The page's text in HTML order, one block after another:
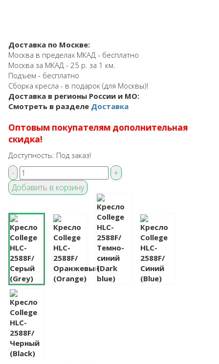
Доставка по Москве:
Москва в пределах МКАД - бесплатно
Москва за МКАД - 25 р. за 1 км.
Подъем - бесплатно
Сборка кресла - в подарок (для Москвы)!
Доставка в регионы России и МО:
Смотреть в разделе Доставка
Оптовым покупателям дополнительная
скидка!
Доступность: Под заказ!